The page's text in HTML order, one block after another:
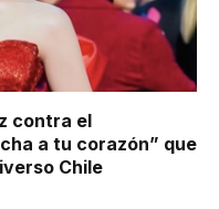
contra el
a tu corazón” que
Chile